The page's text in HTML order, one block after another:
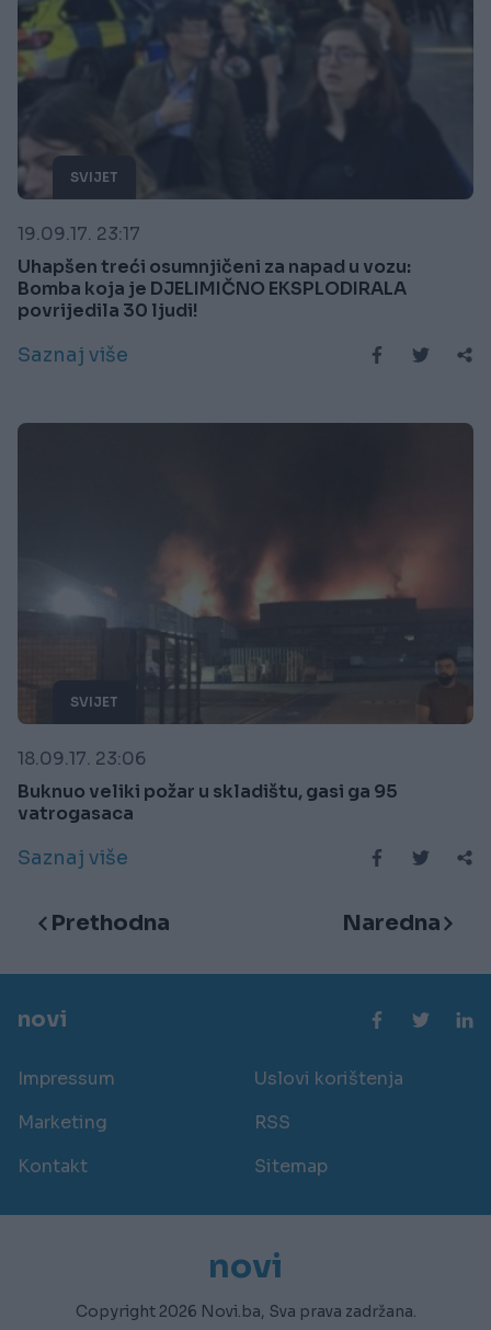
SVIJET
19.09.17. 23:17
Uhapšen treći osumnjičeni za napad u vozu:
Bomba koja je DJELIMIČNO EKSPLODIRALA
povrijedila 30 ljudi!
Saznaj više
SVIJET
18.09.17. 23:06
Buknuo veliki požar u skladištu, gasi ga 95
vatrogasaca
Saznaj više
Prethodna Naredna
novi
Impressum
Uslovi korištenja
Marketing
RSS
Kontakt
Sitemap
novi
Copyright 2026 Novi.ba, Sva prava zadržana.